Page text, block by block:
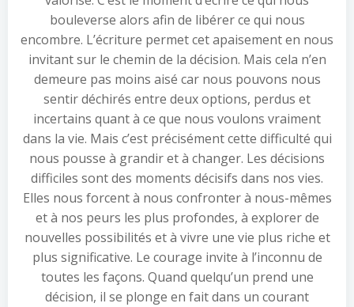
bouleverse alors afin de libérer ce qui nous
encombre. L’écriture permet cet apaisement en nous
invitant sur le chemin de la décision. Mais cela n’en
demeure pas moins aisé car nous pouvons nous
sentir déchirés entre deux options, perdus et
incertains quant à ce que nous voulons vraiment
dans la vie. Mais c’est précisément cette difficulté qui
nous pousse à grandir et à changer. Les décisions
difficiles sont des moments décisifs dans nos vies.
Elles nous forcent à nous confronter à nous-mêmes
et à nos peurs les plus profondes, à explorer de
nouvelles possibilités et à vivre une vie plus riche et
plus significative. Le courage invite à l’inconnu de
toutes les façons. Quand quelqu’un prend une
décision, il se plonge en fait dans un courant